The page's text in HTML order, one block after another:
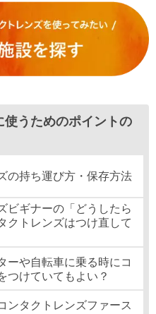
うためのポイントの
の持ち運び方・保存方法
ビギナーの「どうしたら
クトレンズはつけ直して
ーや自転車に乗る時にコ
つけていてもよい？
ンタクトレンズファース